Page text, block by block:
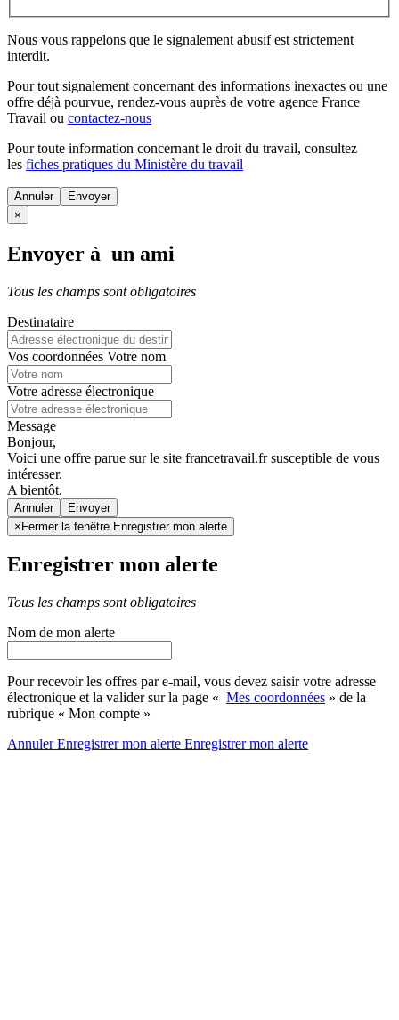
Nous vous rappelons que le signalement abusif est strictement
interdit.
Pour tout signalement concernant des informations inexactes ou une
offre déjà pourvue, rendez-vous auprès de votre agence France
Travail ou contactez-nous
Pour toute information concernant le droit du travail, consultez
les fiches pratiques du Ministère du travail
Annuler
×
Envoyer à un ami
Tous les champs sont obligatoires
Destinataire
Vos coordonnées Votre nom
Votre adresse électronique
Message
Bonjour,
Voici une offre parue sur le site francetravail.fr susceptible de vous
intéresser.
A bientôt.
Annuler
×Fermer la fenêtre Enregistrer mon alerte
Enregistrer mon alerte
Tous les champs sont obligatoires
Nom de mon alerte
Pour recevoir les offres par e-mail, vous devez saisir votre adresse
électronique et la valider sur la page « Mes coordonnées » de la
rubrique « Mon compte »
AnnulerEnregistrer mon alerte Enregistrermon alerte